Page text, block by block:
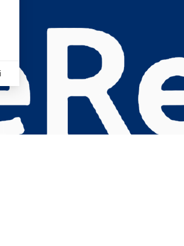
vos Options
de confidentialité, en